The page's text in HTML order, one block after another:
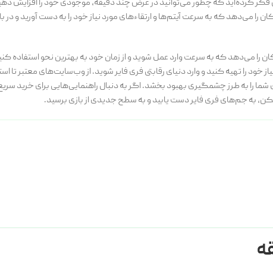
کرده‌اید که چطور می‌توانید در عرض چند دقیقه، موجودی خود را افزایش
را می‌دهد که به سرعت آیتم‌ها و ارتقاء‌های مورد نیاز خود را به دست آورید و در
را می‌دهد که به سرعت وارد عمل شوید و از زمان خود به بهترین نحو استفاده
را تهیه کنید و وارد دنیای رقابتی فری فایر شوید. از وب‌سایت‌های معتبر تا
را به طرز چشمگیری بهبود بخشد. اگر به دنبال راهنمایی‌هایی برای خرید
به جم‌های فری فایر دست یابید و به سطح جدیدی از بازی برسید.